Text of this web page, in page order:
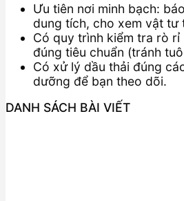
Ưu tiên nơi minh bạch:
dung tích, cho xem vật tư
Có quy trình kiểm tra rò rỉ
đúng tiêu chuẩn (tránh
Có xử lý dầu thải đúng
dưỡng để bạn theo dõi.
DANH SÁCH BÀI VIẾT